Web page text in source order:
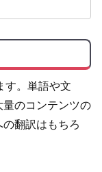
す。単語や文
のコンテンツの
翻訳はもちろ